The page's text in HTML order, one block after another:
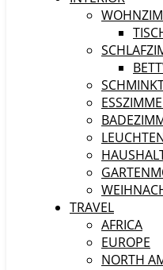
TRAVEL
AFRICA
EUROPE
NORTH